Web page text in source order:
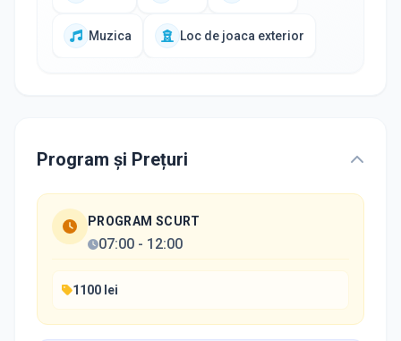
Muzica Loc de joaca exterior
Program și Prețuri
PROGRAM SCURT
07:00 - 12:00
1100 lei